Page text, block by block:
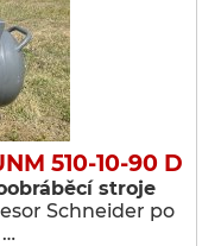
510-10-90 D
stroje
Schneider po